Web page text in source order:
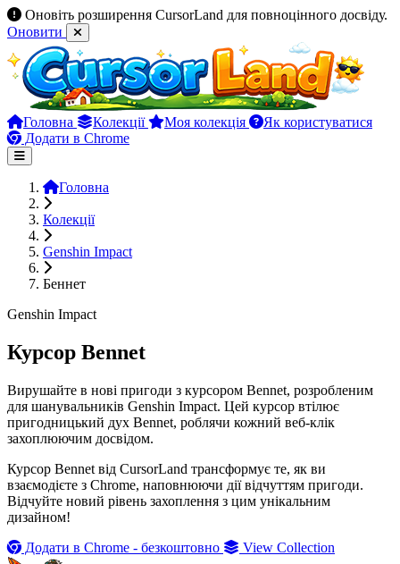
Оновіть розширення CursorLand для повноцінного досвіду.
Оновити
Головна Колекції Моя колекція
Як користуватися
Додати в Chrome
Головна
Колекції
Genshin Impact
Беннет
Genshin Impact
Курсор Bennet
Вирушайте в нові пригоди з курсором Bennet, розробленим
для шанувальників Genshin Impact. Цей курсор втілює
пригодницький дух Bennet, роблячи кожний веб-клік
захоплюючим досвідом.
Курсор Bennet від CursorLand трансформує те, як ви
взаємодієте з Chrome, наповнюючи дії відчуттям пригоди.
Відчуйте новий рівень захоплення з цим унікальним
дизайном!
Додати в Chrome - безкоштовно
View Collection